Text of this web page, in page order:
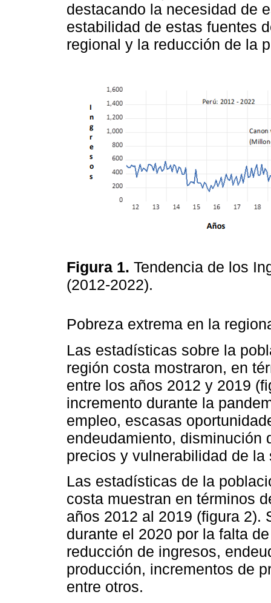
destacando la necesidad de
estabilidad de estas fuentes
regional y la reducción de la
Figura 1. Tendencia de los
(2012-2022).
Pobreza extrema en la
Las estadísticas sobre la
región costa mostraron, en
entre los años 2012 y 2019
incremento durante la
empleo, escasas
endeudamiento, disminución
precios y vulnerabilidad de
Las estadísticas de la
costa muestran en términos
años 2012 al 2019 (figura 2).
durante el 2020 por la falta
reducción de ingresos,
producción, incrementos de
entre otros.